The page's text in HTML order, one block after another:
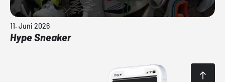
11. Juni 2026
Hype Sneaker